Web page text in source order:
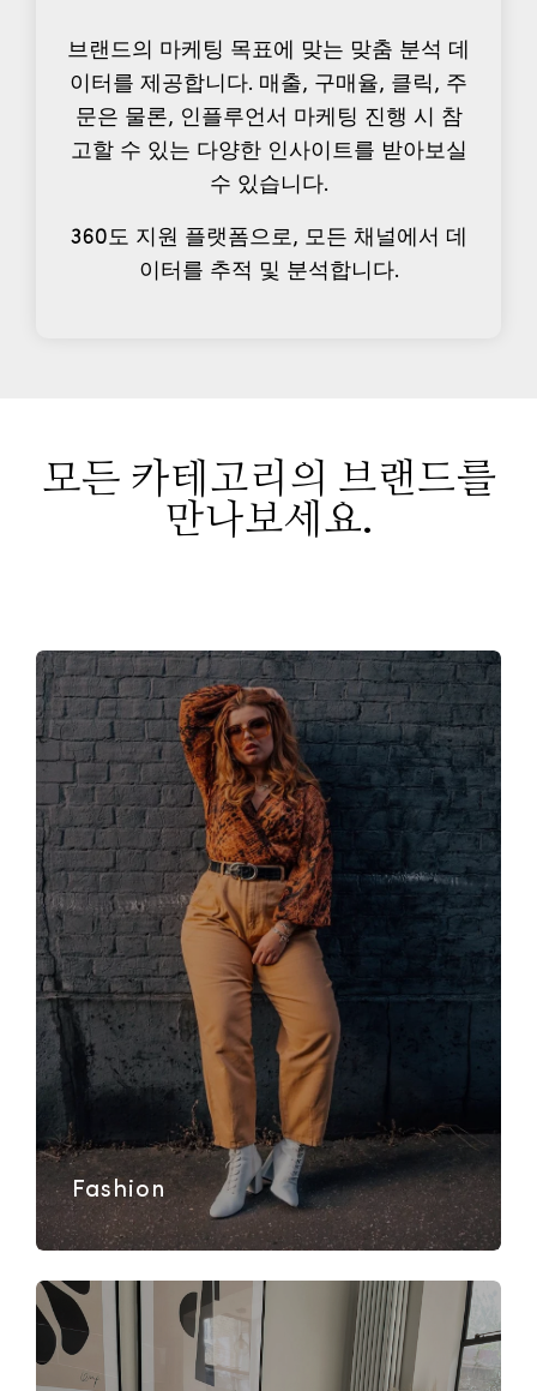
브랜드의 마케팅 목표에 맞는 맞춤 분석 데
이터를 제공합니다. 매출, 구매율, 클릭, 주
문은 물론, 인플루언서 마케팅 진행 시 참
고할 수 있는 다양한 인사이트를 받아보실
수 있습니다.
360도 지원 플랫폼으로, 모든 채널에서 데
이터를 추적 및 분석합니다.
모든 카테고리의 브랜드를
만나보세요.
Fashion